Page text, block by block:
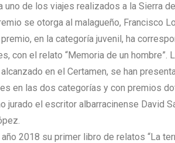
uno de los viajes realizados a la Sierra
se otorga al malagueño, Francisco
en la categoría juvenil, ha
con el relato “Memoria de un hombre”.
en el Certamen, se han
en las dos categorías y con premios
jurado el escritor albarracinense David
2018 su primer libro de relatos “La